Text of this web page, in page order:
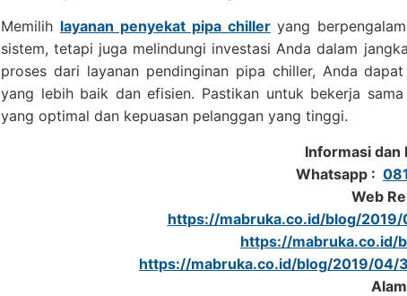
Memilih layanan penyekat pipa chiller yang
sistem, tetapi juga melindungi investasi Anda dalam
proses dari layanan pendinginan pipa chiller, Anda
yang lebih baik dan efisien. Pastikan untuk bekerja
yang optimal dan kepuasan pelanggan yang tinggi.
Informasi dan
Whatsapp :
Web
https://mabruka.co.id/blog/
https://mabruka.co.id/
https://mabruka.co.id/blog/2019/04/